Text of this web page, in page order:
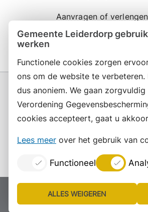
Gemeente Leiderdorp
werken
Functionele cookies zorgen
ons om de website te
dus anoniem. We gaan
Verordening
cookies accepteert, gaat u
Lees meer over het gebruik van
Functioneel
ALLES WEIGEREN
LijstConsent
Aanvragen of
Proclaimer Colofon